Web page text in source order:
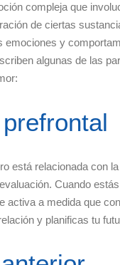
compleja que
de ciertas
emociones y
algunas de las
está relacionada con
Cuando
activa a medida que
y planificas tu